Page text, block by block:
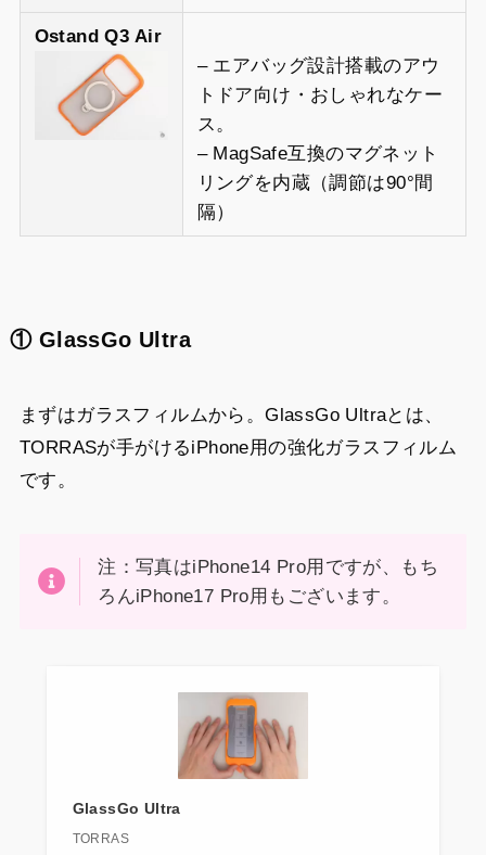
Ostand Q3 Air
– エアバッグ設計搭載のアウ
トドア向け・おしゃれなケー
ス。
– MagSafe互換のマグネット
リングを内蔵（調節は90°間
隔）
① GlassGo Ultra
まずはガラスフィルムから。GlassGo Ultraとは、
TORRASが手がけるiPhone用の強化ガラスフィルム
です。
注：写真はiPhone14 Pro用ですが、もち
ろんiPhone17 Pro用もございます。
GlassGo Ultra
TORRAS